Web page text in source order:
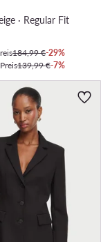
· Regular Fit
184,99 €-29%
139,99 €-7%